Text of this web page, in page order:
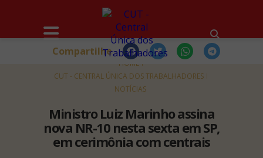
HOME
CUT - CENTRAL ÚNICA DOS TRABALHADORES
NOTÍCIAS
Ministro Luiz Marinho assina
nova NR-10 nesta sexta em SP,
em cerimônia com centrais
Compartilhe